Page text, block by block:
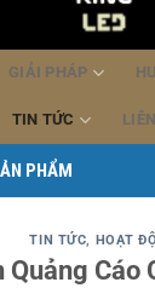
GIẢI PHÁP
TIN TỨC
PHẨM
TIN TỨC HOẠT
Quảng Cáo